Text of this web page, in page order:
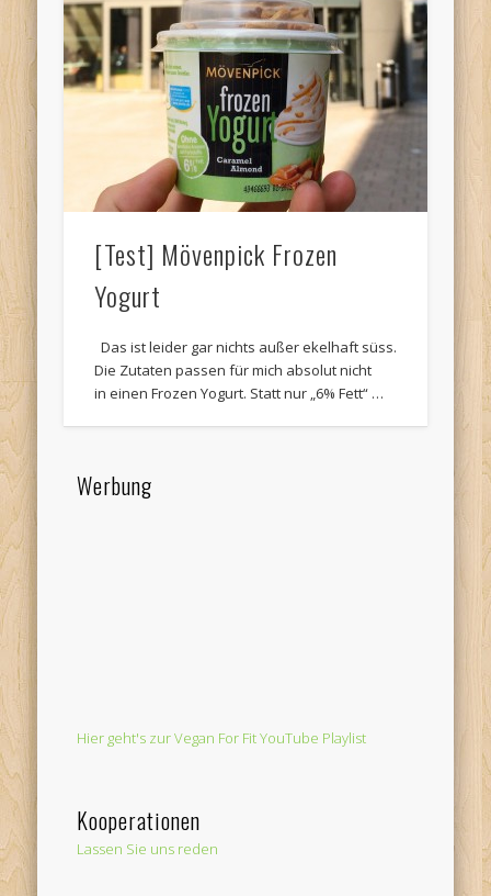
[Test] Mövenpick Frozen
Yogurt
Das ist leider gar nichts außer ekelhaft süss.
Die Zutaten passen für mich absolut nicht
in einen Frozen Yogurt. Statt nur „6% Fett“ …
Werbung
Hier geht's zur Vegan For Fit YouTube Playlist
Kooperationen
Lassen Sie uns reden